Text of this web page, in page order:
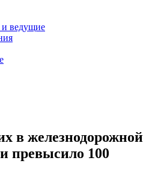
ведущие
в железнодорожной
превысило 100